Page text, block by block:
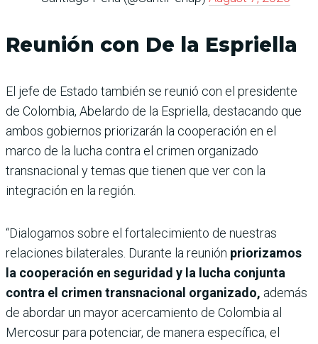
Reunión con De la Espriella
El jefe de Estado también se reunió con el presidente
de Colombia, Abelardo de la Espriella, destacando que
ambos gobiernos priorizarán la cooperación en el
marco de la lucha contra el crimen organizado
transnacional y temas que tienen que ver con la
integración en la región.
“Dialogamos sobre el fortalecimiento de nuestras
relaciones bilaterales. Durante la reunión priorizamos
la cooperación en seguridad y la lucha conjunta
contra el crimen transnacional organizado, además
de abordar un mayor acercamiento de Colombia al
Mercosur para potenciar, de manera específica, el